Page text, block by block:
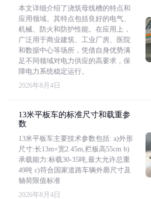
本文详细介绍了浇筑母线槽的特点和
应用领域。其特点包括良好的电气、
机械、防火和防护性能。在应用上，
广泛用于商业建筑、工业厂房、医院
和数据中心等场所，凭借自身优势满
足不同领域对电力供应的高要求，保
障电力系统稳定运行。
2026年8月4日
13米平板车的标准尺寸和载重参
数
13米平板车主要技术参数包括: a)外形
尺寸:长13m×宽2.45m,栏板高55cm b)
承载能力:标载30-35吨,最大允许总重
49吨 c)符合国家道路车辆外廓尺寸及
轴荷限值标准
2026年8月4日